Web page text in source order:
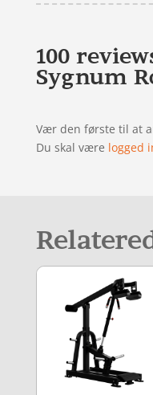
100
Sygnum
Vær den første til at
Du skal være logged